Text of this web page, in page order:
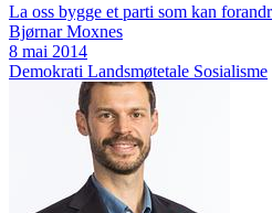
La oss bygge et parti som kan
Bjørnar Moxnes
8 mai 2014
Demokrati Landsmøtetale Sosialisme